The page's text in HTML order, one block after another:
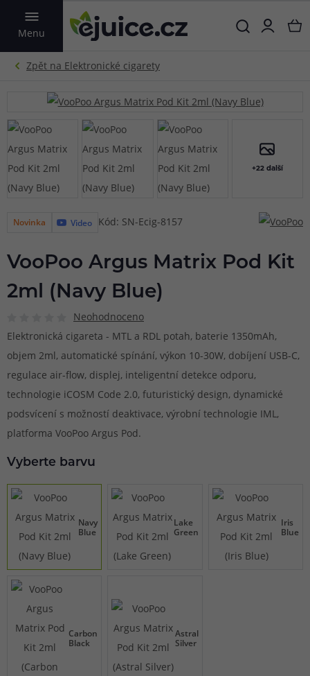
Menu
VYHLEDAT
+22 další
Novinka Video Kód: SN-Ecig-8157
VooPoo Argus Matrix Pod Kit
2ml (Navy Blue)
Neohodnoceno
Elektronická cigareta - MTL a RDL potah, baterie 1350mAh,
objem 2ml, automatické spínání, výkon 10-30W, dobíjení USB-C,
regulace air-flow, displej, inteligentní detekce odporu,
technologie iCOSM Code 2.0, futuristický design, dynamické
podsvícení s možností deaktivace, výrobní technologie IML,
platforma VooPoo Argus Pod.
Vyberte barvu
Navy
Blue
Lake
Green
Iris
Blue
Carbon
Black
Astral
Silver